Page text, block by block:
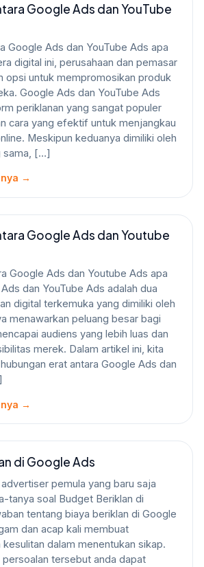
Google Ads dan YouTube
Google Ads dan YouTube Ads apa
digital ini, perusahaan dan pemasar
opsi untuk mempromosikan produk
Google Ads dan YouTube Ads
periklanan yang sangat populer
cara yang efektif untuk menjangkau
Meskipun keduanya dimiliki oleh
sama, […]
→
Google Ads dan Youtube
Google Ads dan Youtube Ads apa
dan YouTube Ads adalah dua
digital terkemuka yang dimiliki oleh
menawarkan peluang besar bagi
audiens yang lebih luas dan
merek. Dalam artikel ini, kita
erat antara Google Ads dan
→
di Google Ads
pemula yang baru saja
tanya soal Budget Beriklan di
tentang biaya beriklan di Google
dan acap kali membuat
dalam menentukan sikap.
tersebut anda dapat